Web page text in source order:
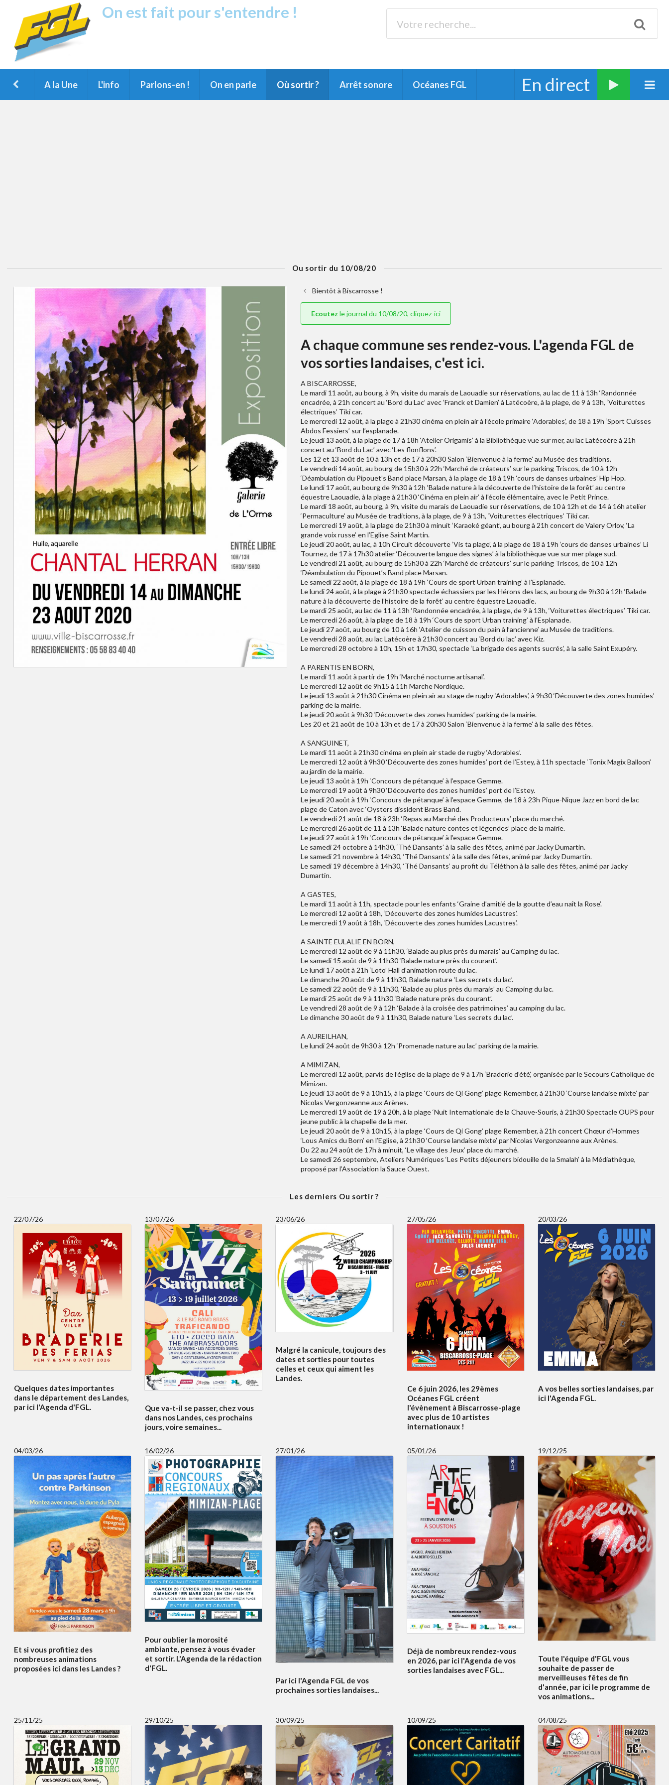
On est fait pour s'entendre !
A la Une L'info Parlons-en ! On en parle Où sortir ? Arrêt sonore Océanes FGL En direct
Ou sortir du 10/08/20
Bientôt à Biscarrosse !
Ecoutez le journal du 10/08/20, cliquez-ici
A chaque commune ses rendez-vous. L'agenda FGL de
vos sorties landaises, c'est ici.
A BISCARROSSE,
Le mardi 11 août, au bourg, à 9h, visite du marais de Laouadie sur réservations, au lac de 11 à 13h ‘Randonnée
encadrée, à 21h concert au ‘Bord du Lac’ avec ‘Franck et Damien’ à Latécoère, à la plage, de 9 à 13h, ‘Voiturettes
électriques’ Tiki car.
Le mercredi 12 août, à la plage à 21h30 cinéma en plein air à l’école primaire ‘Adorables’, de 18 à 19h ‘Sport Cuisses
Abdos Fessiers’ sur l’esplanade.
Le jeudi 13 août, à la plage de 17 à 18h ‘Atelier Origamis’ à la Bibliothèque vue sur mer, au lac Latécoère à 21h
concert au ‘Bord du Lac’ avec ‘Les flonflons’.
Les 12 et 13 août de 10 à 13h et de 17 à 20h30 Salon ‘Bienvenue à la ferme’ au Musée des traditions.
Le vendredi 14 août, au bourg de 15h30 à 22h ‘Marché de créateurs’ sur le parking Triscos, de 10 à 12h
‘Déambulation du Pipouet’s Band place Marsan, à la plage de 18 à 19h ‘cours de danses urbaines’ Hip Hop.
Le lundi 17 août, au bourg de 9h30 à 12h ‘Balade nature à la découverte de l’histoire de la forêt’ au centre
équestre Laouadie, à la plage à 21h30 ‘Cinéma en plein air’ à l’école élémentaire, avec le Petit Prince.
Le mardi 18 août, au bourg, à 9h, visite du marais de Laouadie sur réservations, de 10 à 12h et de 14 à 16h atelier
‘Permaculture’ au Musée de traditions, à la plage, de 9 à 13h, ‘Voiturettes électriques’ Tiki car.
Le mercredi 19 août, à la plage de 21h30 à minuit ‘Karaoké géant’, au bourg à 21h concert de Valery Orlov, ‘La
grande voix russe’ en l’Eglise Saint Martin.
Le jeudi 20 août, au lac, à 10h Circuit découverte ‘Vis ta plage’, à la plage de 18 à 19h ‘cours de danses urbaines’ Li
Tournez, de 17 à 17h30 atelier ‘Découverte langue des signes’ à la bibliothèque vue sur mer plage sud.
Le vendredi 21 août, au bourg de 15h30 à 22h ‘Marché de créateurs’ sur le parking Triscos, de 10 à 12h
‘Déambulation du Pipouet’s Band place Marsan.
Le samedi 22 août, à la plage de 18 à 19h ‘Cours de sport Urban training’ à l’Esplanade.
Le lundi 24 août, à la plage à 21h30 spectacle échassiers par les Hérons des lacs, au bourg de 9h30 à 12h ‘Balade
nature à la découverte de l’histoire de la forêt’ au centre équestre Laouadie.
Le mardi 25 août, au lac de 11 à 13h ‘Randonnée encadrée, à la plage, de 9 à 13h, ‘Voiturettes électriques’ Tiki car.
Le mercredi 26 août, à la plage de 18 à 19h ‘Cours de sport Urban training’ à l’Esplanade.
Le jeudi 27 août, au bourg de 10 à 16h ‘Atelier de cuisson du pain à l’ancienne’ au Musée de traditions.
Le vendredi 28 août, au lac Latécoère à 21h30 concert au ‘Bord du lac’ avec Kiz.
Le mercredi 28 octobre à 10h, 15h et 17h30, spectacle ‘La brigade des agents sucrés’, à la salle Saint Exupéry.
A PARENTIS EN BORN,
Le mardi 11 août à partir de 19h ‘Marché nocturne artisanal’.
Le mercredi 12 août de 9h15 à 11h Marche Nordique.
Le jeudi 13 août à 21h30 Cinéma en plein air au stage de rugby ‘Adorables’, à 9h30 ‘Découverte des zones humides’
parking de la mairie.
Le jeudi 20 août à 9h30 ‘Découverte des zones humides’ parking de la mairie.
Les 20 et 21 août de 10 à 13h et de 17 à 20h30 Salon ‘Bienvenue à la ferme’ à la salle des fêtes.
A SANGUINET,
Le mardi 11 août à 21h30 cinéma en plein air stade de rugby ‘Adorables’.
Le mercredi 12 août à 9h30 ‘Découverte des zones humides’ port de l’Estey, à 11h spectacle ‘Tonix Magix Balloon’
au jardin de la mairie.
Le jeudi 13 août à 19h ‘Concours de pétanque’ à l’espace Gemme.
Le mercredi 19 août à 9h30 ‘Découverte des zones humides’ port de l’Estey.
Le jeudi 20 août à 19h ‘Concours de pétanque’ à l’espace Gemme, de 18 à 23h Pique-Nique Jazz en bord de lac
plage de Caton avec ‘Oysters dissident Brass Band.
Le vendredi 21 août de 18 à 23h ‘Repas au Marché des Producteurs’ place du marché.
Le mercredi 26 août de 11 à 13h ‘Balade nature contes et légendes’ place de la mairie.
Le jeudi 27 août à 19h ‘Concours de pétanque’ à l’espace Gemme.
Le samedi 24 octobre à 14h30, ‘Thé Dansants’ à la salle des fêtes, animé par Jacky Dumartin.
Le samedi 21 novembre à 14h30, ‘Thé Dansants’ à la salle des fêtes, animé par Jacky Dumartin.
Le samedi 19 décembre à 14h30, ‘Thé Dansants’ au profit du Téléthon à la salle des fêtes, animé par Jacky
Dumartin.
A GASTES,
Le mardi 11 août à 11h, spectacle pour les enfants ‘Graine d’amitié de la goutte d’eau naît la Rose’.
Le mercredi 12 août à 18h, ‘Découverte des zones humides Lacustres’.
Le mercredi 19 août à 18h, ‘Découverte des zones humides Lacustres’.
A SAINTE EULALIE EN BORN,
Le mercredi 12 août de 9 à 11h30, ‘Balade au plus près du marais’ au Camping du lac.
Le samedi 15 août de 9 à 11h30 ‘Balade nature près du courant’.
Le lundi 17 août à 21h ‘Loto’ Hall d’animation route du lac.
Le dimanche 20 août de 9 à 11h30, Balade nature ‘Les secrets du lac’.
Le samedi 22 août de 9 à 11h30, ‘Balade au plus près du marais’ au Camping du lac.
Le mardi 25 août de 9 à 11h30 ‘Balade nature près du courant’.
Le vendredi 28 août de 9 à 12h ‘Balade à la croisée des patrimoines’ au camping du lac.
Le dimanche 30 août de 9 à 11h30, Balade nature ‘Les secrets du lac’.
A AUREILHAN,
Le lundi 24 août de 9h30 à 12h ‘Promenade nature au lac’ parking de la mairie.
A MIMIZAN,
Le mercredi 12 août, parvis de l’église de la plage de 9 à 17h ‘Braderie d’été’, organisée par le Secours Catholique de
Mimizan.
Le jeudi 13 août de 9 à 10h15, à la plage ‘Cours de Qi Gong’ plage Remember, à 21h30 ‘Course landaise mixte’ par
Nicolas Vergonzeanne aux Arènes.
Le mercredi 19 août de 19 à 20h, à la plage ‘Nuit Internationale de la Chauve-Souris, à 21h30 Spectacle OUPS pour
jeune public à la chapelle de la mer.
Le jeudi 20 août de 9 à 10h15, à la plage ‘Cours de Qi Gong’ plage Remember, à 21h concert Chœur d’Hommes
‘Lous Amics du Born’ en l’Eglise, à 21h30 ‘Course landaise mixte’ par Nicolas Vergonzeanne aux Arènes.
Du 22 au 24 août de 17h à minuit, ‘Le village des Jeux’ place du marché.
Le samedi 26 septembre, Ateliers Numériques ‘Les Petits déjeuners bidouille de la Smalah’ à la Médiathèque,
proposé par l’Association la Sauce Ouest.
Les derniers Ou sortir ?
22/07/26
Quelques dates importantes
dans le département des Landes,
par ici l'Agenda d'FGL.
13/07/26
Que va-t-il se passer, chez vous
dans nos Landes, ces prochains
jours, voire semaines...
23/06/26
Malgré la canicule, toujours des
dates et sorties pour toutes
celles et ceux qui aiment les
Landes.
27/05/26
Ce 6 juin 2026, les 29èmes
Océanes FGL créent
l'évènement à Biscarrosse-plage
avec plus de 10 artistes
internationaux !
20/03/26
A vos belles sorties landaises, par
ici l'Agenda FGL.
04/03/26
Et si vous profitiez des
nombreuses animations
proposées ici dans les Landes ?
16/02/26
Pour oublier la morosité
ambiante, pensez à vous évader
et sortir. L'Agenda de la rédaction
d'FGL.
27/01/26
Par ici l'Agenda FGL de vos
prochaines sorties landaises...
05/01/26
Déjà de nombreux rendez-vous
en 2026, par ici l'Agenda de vos
sorties landaises avec FGL...
19/12/25
Toute l'équipe d'FGL vous
souhaite de passer de
merveilleuses fêtes de fin
d'année, par ici le programme de
vos animations...
25/11/25 29/10/25 30/09/25 10/09/25 04/08/25